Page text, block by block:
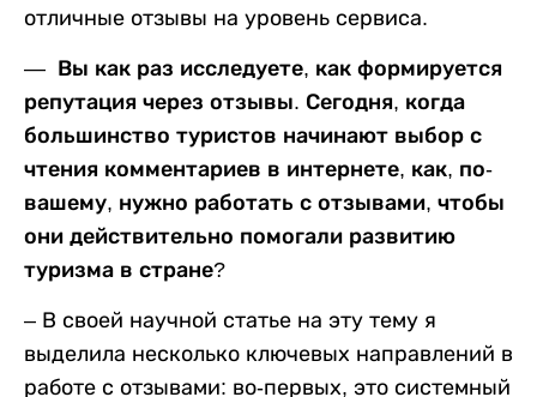
отличные отзывы на уровень сервиса.
— Вы как раз исследуете, как формируется
репутация через отзывы. Сегодня, когда
большинство туристов начинают выбор с
чтения комментариев в интернете, как, по-
вашему, нужно работать с отзывами, чтобы
они действительно помогали развитию
туризма в стране?
– В своей научной статье на эту тему я
выделила несколько ключевых направлений в
работе с отзывами: во-первых, это системный